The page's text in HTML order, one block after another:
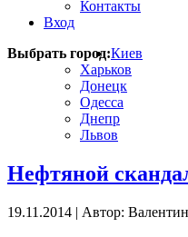
Контакты
Вход
Выбрать город:Киев
Харьков
Донецк
Одесса
Днепр
Львов
Нефтяной
19.11.2014 | Автор: